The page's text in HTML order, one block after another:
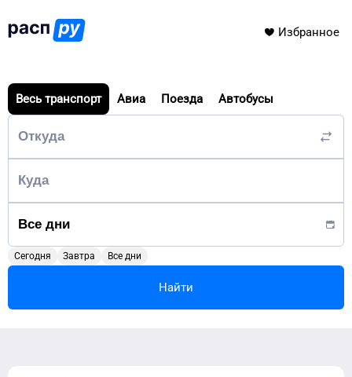
Избранное
Весь транспорт Авиа Поезда Автобусы
Сегодня Завтра Все дни
Найти